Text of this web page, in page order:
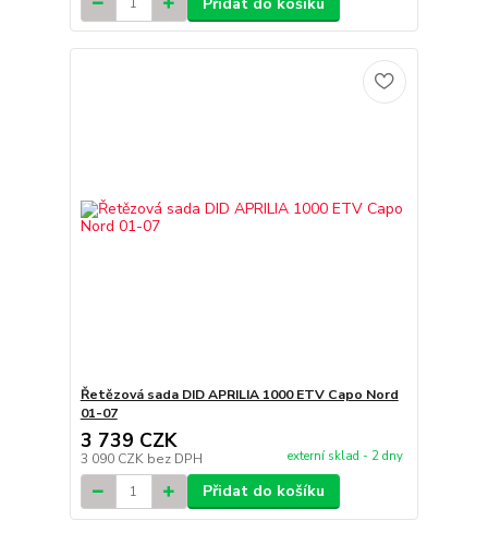
Řetězová sada DID APRILIA 1000 ETV Capo Nord
01-07
3 739 CZK
3 090 CZK bez DPH externí sklad - 2 dny
Přidat do košíku